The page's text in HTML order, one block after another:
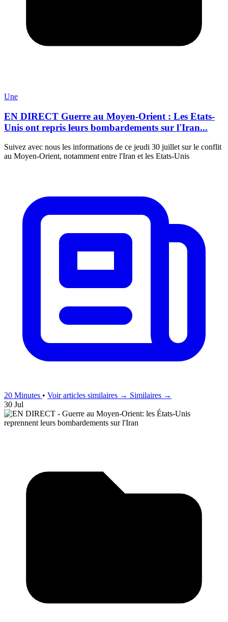
Une
EN DIRECT Guerre au Moyen-Orient : Les Etats-
Unis ont repris leurs bombardements sur l'Iran...
Suivez avec nous les informations de ce jeudi 30 juillet sur le conflit
au Moyen-Orient, notamment entre l'Iran et les Etats-Unis
20 Minutes • Voir articles similaires → Similaires →
30 Jul